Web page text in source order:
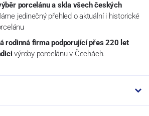
porcelánu a skla všech českých
jedinečný přehled o aktuální i historické
rodinná firma podporující přes 220 let
výroby porcelánu v Čechách.